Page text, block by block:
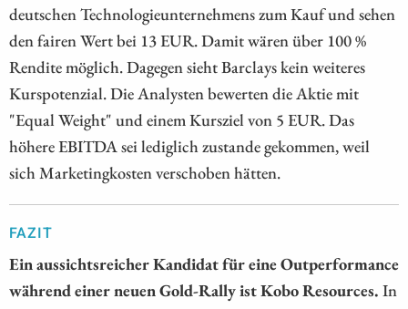
deutschen Technologieunternehmens zum Kauf und sehen
den fairen Wert bei 13 EUR. Damit wären über 100 %
Rendite möglich. Dagegen sieht Barclays kein weiteres
Kurspotenzial. Die Analysten bewerten die Aktie mit
"Equal Weight" und einem Kursziel von 5 EUR. Das
höhere EBITDA sei lediglich zustande gekommen, weil
sich Marketingkosten verschoben hätten.
FAZIT
Ein aussichtsreicher Kandidat für eine Outperformance
während einer neuen Gold-Rally ist Kobo Resources. In